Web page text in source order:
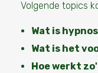
Volgende topics
Wat is
Wat is het
Hoe werkt